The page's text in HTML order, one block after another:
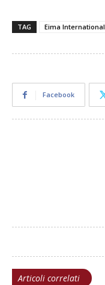
TAG Eima International
Facebook
Articoli correlati